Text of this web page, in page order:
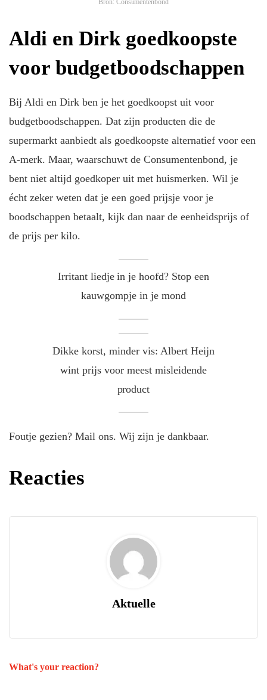
Bron: Consumentenbond
Aldi en Dirk goedkoopste
voor budgetboodschappen
Bij Aldi en Dirk ben je het goedkoopst uit voor
budgetboodschappen. Dat zijn producten die de
supermarkt aanbiedt als goedkoopste alternatief voor een
A-merk. Maar, waarschuwt de Consumentenbond, je
bent niet altijd goedkoper uit met huismerken. Wil je
écht zeker weten dat je een goed prijsje voor je
boodschappen betaalt, kijk dan naar de eenheidsprijs of
de prijs per kilo.
Irritant liedje in je hoofd? Stop een
kauwgompje in je mond
Dikke korst, minder vis: Albert Heijn
wint prijs voor meest misleidende
product
Foutje gezien? Mail ons. Wij zijn je dankbaar.
Reacties
Aktuelle
What's your reaction?